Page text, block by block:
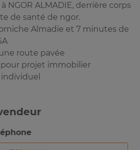
NGOR ALMADIE, derrière corps
de santé de ngor.
Almadie et 7 minutes de
route pavée
projet immobilier